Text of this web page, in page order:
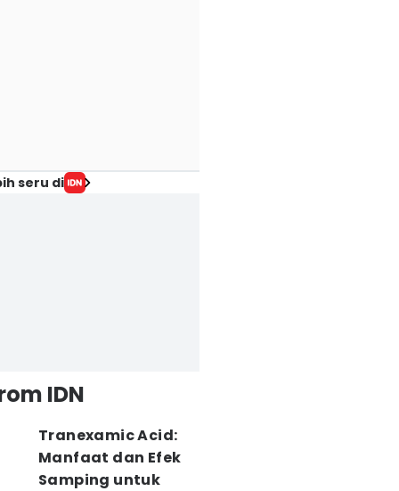
seru di
IDN
Tranexamic Acid:
Manfaat dan Efek
Samping untuk